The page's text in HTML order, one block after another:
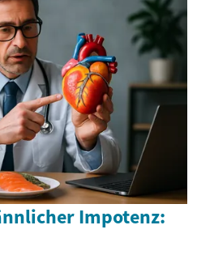
Impotenz: